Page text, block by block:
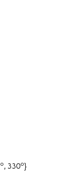
o, 330o}